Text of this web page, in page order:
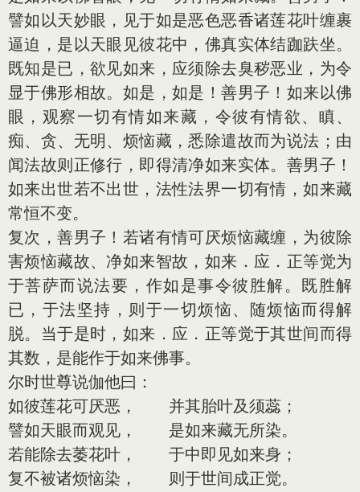
譬如以天妙眼，见于如是恶色恶香诸莲花叶缠裹
逼迫，是以天眼见彼花中，佛真实体结跏趺坐。
既知是已，欲见如来，应须除去臭秽恶业，为令
显于佛形相故。如是，如是！善男子！如来以佛
眼，观察一切有情如来藏，令彼有情欲、瞋、
痴、贪、无明、烦恼藏，悉除遣故而为说法；由
闻法故则正修行，即得清净如来实体。善男子！
如来出世若不出世，法性法界一切有情，如来藏
常恒不变。
复次，善男子！若诸有情可厌烦恼藏缠，为彼除
害烦恼藏故、净如来智故，如来．应．正等觉为
于菩萨而说法要，作如是事令彼胜解。既胜解
已，于法坚持，则于一切烦恼、随烦恼而得解
脱。当于是时，如来．应．正等觉于其世间而得
其数，是能作于如来佛事。
尔时世尊说伽他曰：
如彼莲花可厌恶， 并其胎叶及须蕊；
譬如天眼而观见， 是如来藏无所染。
若能除去萎花叶， 于中即见如来身；
复不被诸烦恼染， 则于世间成正觉。